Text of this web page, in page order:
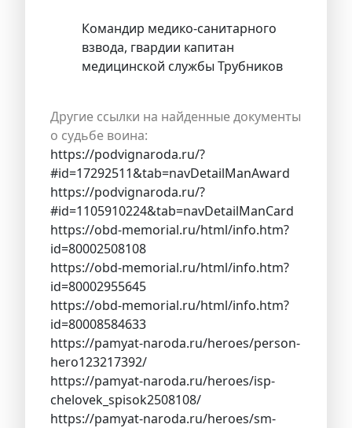
Командир медико-санитарного
взвода, гвардии капитан
медицинской службы Трубников
Другие ссылки на найденные документы
о судьбе воина:
https://podvignaroda.ru/?
#id=17292511&tab=navDetailManAward
https://podvignaroda.ru/?
#id=1105910224&tab=navDetailManCard
https://obd-memorial.ru/html/info.htm?
id=80002508108
https://obd-memorial.ru/html/info.htm?
id=80002955645
https://obd-memorial.ru/html/info.htm?
id=80008584633
https://pamyat-naroda.ru/heroes/person-
hero123217392/
https://pamyat-naroda.ru/heroes/isp-
chelovek_spisok2508108/
https://pamyat-naroda.ru/heroes/sm-